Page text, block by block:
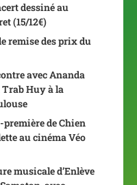
dessiné au
(15/12€)
remise des prix du
avec Ananda
Huy à la
deChien
au cinéma Véo
musicale d’Enlève